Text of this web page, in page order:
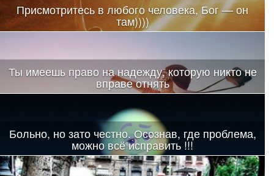
Присмотритесь в любого человека, Бог — он
там))))
Ты имеешь право на надежду, которую никто не
вправе отнять
Больно, но зато честно. Осознав, где проблема,
можно всё исправить !!!